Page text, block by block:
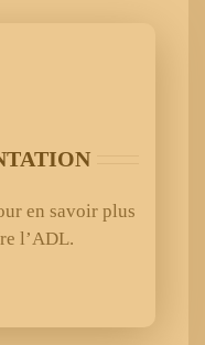
en savoir plus
l’ADL.